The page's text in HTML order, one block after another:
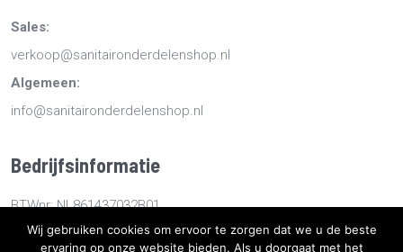
Sales:
verkoop@sanitaironderdelenshop.nl
Algemeen:
info@sanitaironderdelenshop.nl
Bedrijfsinformatie
BTWnr: NL861437032B01
KvKnr: 78527112
Wij gebruiken cookies om ervoor te zorgen dat we u de beste
ervaring op onze website bieden. Als u doorgaat met het